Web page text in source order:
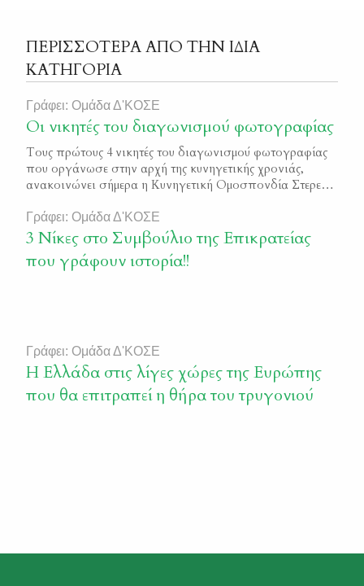
ΠΕΡΙΣΣΟΤΕΡΑ ΑΠΟ ΤΗΝ ΙΔΙΑ
ΚΑΤΗΓΟΡΙΑ
Γράφει: Ομάδα Δ'ΚΟΣΕ
Οι νικητές του διαγωνισμού φωτογραφίας
Τους πρώτους 4 νικητές του διαγωνισμού φωτογραφίας
που οργάνωσε στην αρχή της κυνηγετικής χρονιάς,
ανακοινώνει σήμερα η Κυνηγετική Ομοσπονδία Στερεάς
έκπληξη τόσο η ανταπόκριση που υπήρξε σε αυτήν την
πρώτη της προσπάθεια, όσο και το επίπεδο
καλαισθησίας των κυνηγών που έλαβαν μέρος στον
διαγωνισμό. Όλοι, σχεδόν, οι […]
Γράφει: Ομάδα Δ'ΚΟΣΕ
3 Νίκες στο Συμβούλιο της Επικρατείας
που γράφουν ιστορία!!
Γράφει: Ομάδα Δ'ΚΟΣΕ
Η Ελλάδα στις λίγες χώρες της Ευρώπης
που θα επιτραπεί η θήρα του τρυγονιού